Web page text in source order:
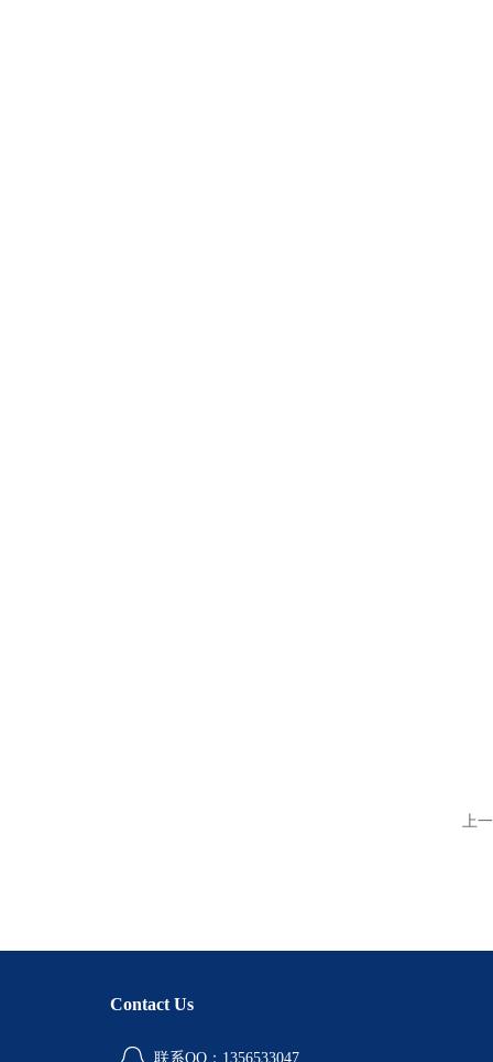
上
Contact Us
联系QQ：1356533047